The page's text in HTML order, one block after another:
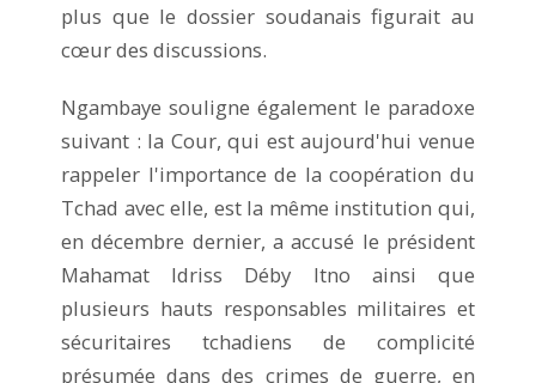
plus que le dossier soudanais figurait au
cœur des discussions.
Ngambaye souligne également le paradoxe
suivant : la Cour, qui est aujourd'hui venue
rappeler l'importance de la coopération du
Tchad avec elle, est la même institution qui,
en décembre dernier, a accusé le président
Mahamat Idriss Déby Itno ainsi que
plusieurs hauts responsables militaires et
sécuritaires tchadiens de complicité
présumée dans des crimes de guerre, en